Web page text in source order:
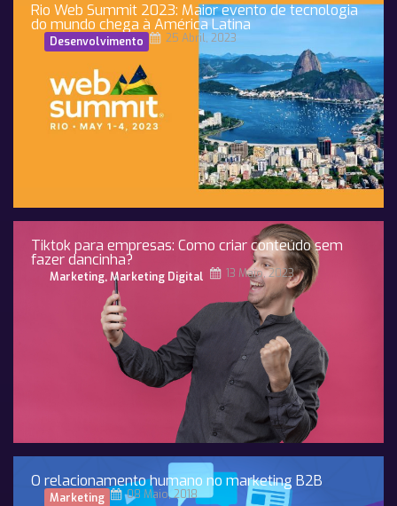
Rio Web Summit 2023: Maior evento de tecnologia
do mundo chega à América Latina
Desenvolvimento 25 Abril, 2023
Tiktok para empresas: Como criar conteúdo sem
fazer dancinha?
Marketing,Marketing Digital 13 Maio, 2023
O relacionamento humano no marketing B2B
Marketing 08 Maio, 2018